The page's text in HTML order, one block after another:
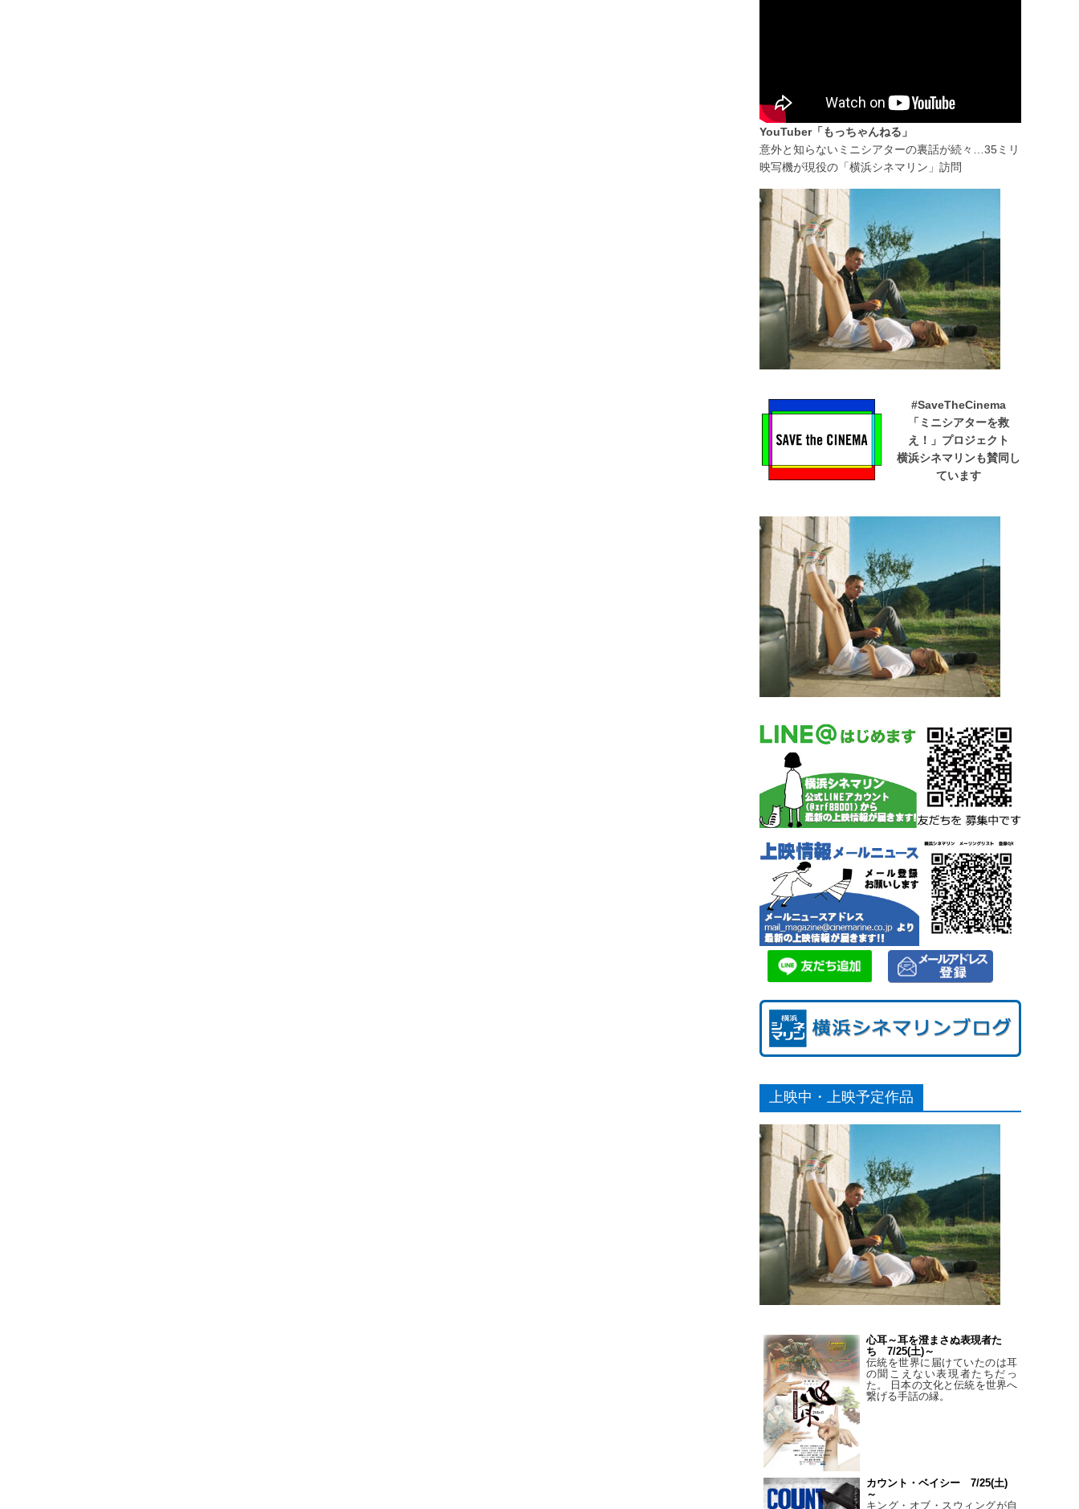
YouTuber「もっちゃんねる」
意外と知らないミニシアターの裏話が続々…35ミリ
映写機が現役の「横浜シネマリン」訪問
#SaveTheCinema
「ミニシアターを救
え！」プロジェクト
横浜シネマリンも賛同し
ています
上映中・上映予定作品
心耳～耳を澄まさぬ表現者た
ち 7/25(土)～
伝統を世界に届けていたのは耳
の聞こえない表現者たちだっ
た。 日本の文化と伝統を世界へ
繋げる手話の縁。
カウント・ベイシー 7/25(土)
～
キング・オブ・スウィングが自